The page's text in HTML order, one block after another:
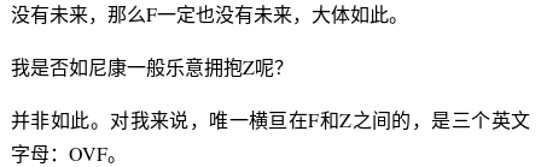
没有未来，那么F一定也没有未来，大体如此。
我是否如尼康一般乐意拥抱Z呢？
并非如此。对我来说，唯一横亘在F和Z之间的，是三个英文
字母：OVF。